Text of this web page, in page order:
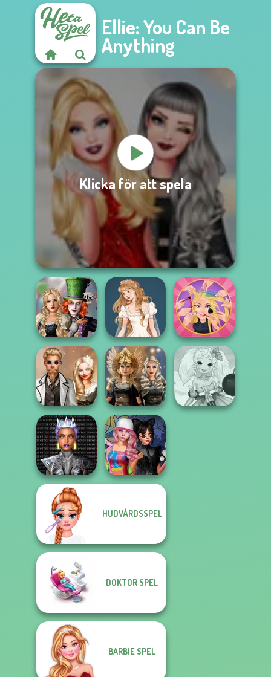
Ellie: You Can Be
Anything
Klicka för att spela
Alice and
Friends:
Enchanted W...
Wedding Dress
Design 2
Extreme
Makeover
Steampunk
Wedding
Norse
Goddesses
Cyber Chic
Makeover
Queens
Spin The Bottle
HUDVÅRDSSPEL
DOKTOR SPEL
BARBIE SPEL